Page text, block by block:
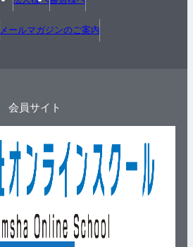
メールマガジンのご案内
会員サイト